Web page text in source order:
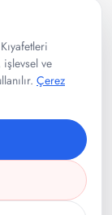
işlevsel ve
Çerez